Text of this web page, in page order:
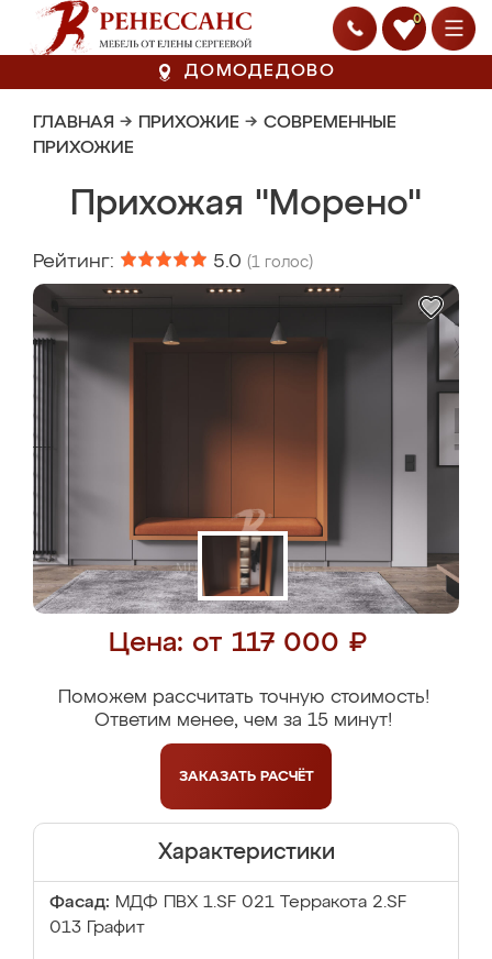
0
ДОМОДЕДОВО
ГЛАВНАЯ → ПРИХОЖИЕ → СОВРЕМЕННЫЕ
ПРИХОЖИЕ
Прихожая "Морено"
Рейтинг: 5.0 (1 голос)
Цена: от 117 000 ₽
Поможем рассчитать точную стоимость!
Ответим менее, чем за 15 минут!
ЗАКАЗАТЬ РАСЧЁТ
Характеристики
Фасад: МДФ ПВХ 1.SF 021 Терракота 2.SF
013 Графит